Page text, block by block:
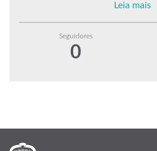
Leia mais
Seguidores
0